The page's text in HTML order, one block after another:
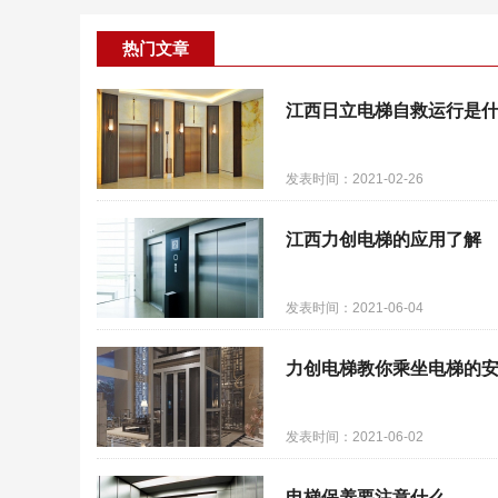
热门文章
江西日立电梯自救运行是
发表时间：2021-02-26
江西力创电梯的应用了解
发表时间：2021-06-04
力创电梯教你乘坐电梯的
发表时间：2021-06-02